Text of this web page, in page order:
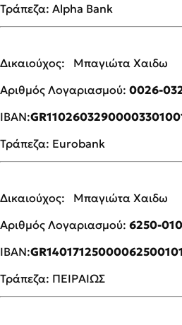
Τράπεζα: Alpha Bank
Δικαιούχος: Μπαγιώτα Χαιδω
Αριθμός Λογαριασμού: 0026-
ΙΒΑΝ:
Τράπεζα: Eurobank
Δικαιούχος: Μπαγιώτα Χαιδω
Αριθμός Λογαριασμού: 6250-
ΙΒΑΝ:
Τράπεζα: ΠΕΙΡΑΙΩΣ